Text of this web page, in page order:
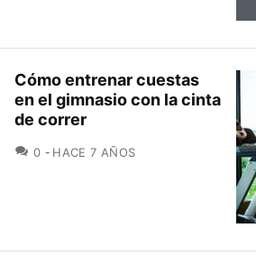
Cómo entrenar cuestas
en el gimnasio con la cinta
de correr
0 COMENTARIOS
HACE 7 AÑOS